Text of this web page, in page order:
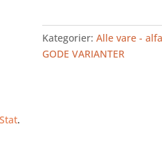
.
antal
Kategorier:Alle vare -
GODE VARIANTER